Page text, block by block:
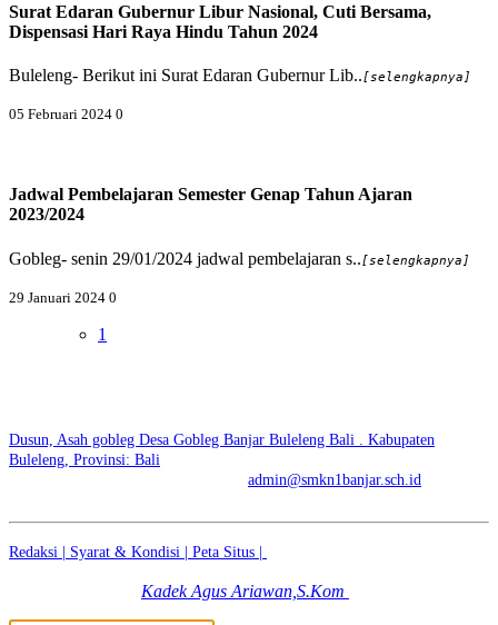
Surat Edaran Gubernur Libur Nasional, Cuti Bersama,
Dispensasi Hari Raya Hindu Tahun 2024
Buleleng- Berikut ini Surat Edaran Gubernur Lib..[selengkapnya]
05 Februari 2024 0
Jadwal Pembelajaran Semester Genap Tahun Ajaran
2023/2024
Gobleg- senin 29/01/2024 jadwal pembelajaran s..[selengkapnya]
29 Januari 2024 0
1
Dusun, Asah gobleg Desa Gobleg Banjar Buleleng Bali . Kabupaten
Buleleng, Provinsi: Bali
admin@smkn1banjar.sch.id
Redaksi | Syarat & Kondisi | Peta Situs |
Kadek Agus Ariawan,S.Kom